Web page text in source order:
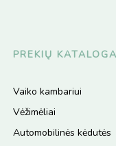
PREKIŲ
Vaiko kambariui
Vėžimėliai
Automobilinės kėdutės